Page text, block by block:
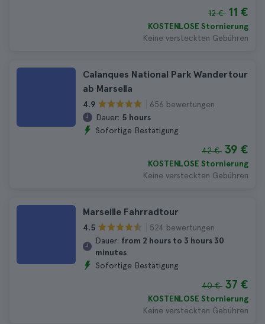
12 € 11 €
KOSTENLOSE Stornierung
Keine versteckten Gebühren
Calanques National Park Wandertour
ab Marsella
4.9
656 bewertungen
Dauer: 5 hours
Sofortige Bestätigung
42 € 39 €
KOSTENLOSE Stornierung
Keine versteckten Gebühren
Marseille Fahrradtour
4.5
524 bewertungen
Dauer: from 2 hours to 3 hours 30
minutes
Sofortige Bestätigung
40 € 37 €
KOSTENLOSE Stornierung
Keine versteckten Gebühren